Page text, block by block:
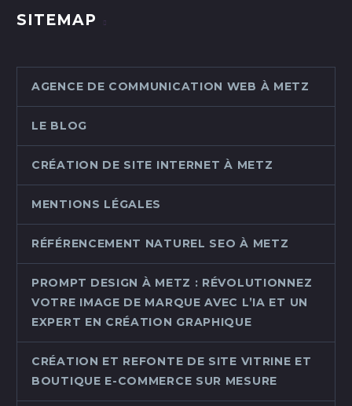
SITEMAP
AGENCE DE COMMUNICATION WEB À METZ
LE BLOG
CRÉATION DE SITE INTERNET À METZ
MENTIONS LÉGALES
RÉFÉRENCEMENT NATUREL SEO À METZ
PROMPT DESIGN À METZ : RÉVOLUTIONNEZ
VOTRE IMAGE DE MARQUE AVEC L’IA ET UN
EXPERT EN CRÉATION GRAPHIQUE
CRÉATION ET REFONTE DE SITE VITRINE ET
BOUTIQUE E-COMMERCE SUR MESURE